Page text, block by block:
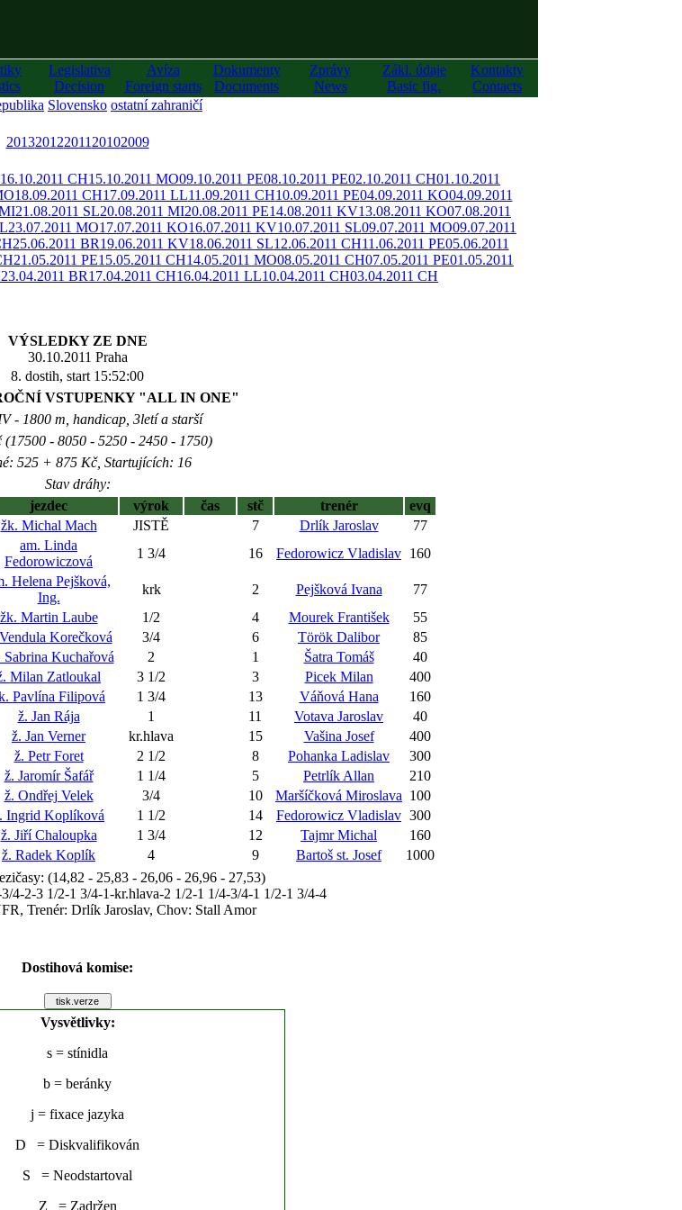
Legislativa
Decision
Avíza
Foreign starts
Dokumenty
Documents
Zprávy
News
Zákl. údaje
Basic fig.
Kontakty
Contacts
Slovensko ostatní zahraničí
201320122011 20102009
16.10.2011 CH15.10.2011 MO09.10.2011 PE08.10.2011 PE02.10.2011 CH01.10.2011
18.09.2011 CH17.09.2011 LL11.09.2011 CH10.09.2011 PE04.09.2011 KO04.09.2011
21.08.2011 SL20.08.2011 MI20.08.2011 PE14.08.2011 KV13.08.2011 KO07.08.2011
23.07.2011 MO17.07.2011 KO16.07.2011 KV10.07.2011 SL09.07.2011 MO09.07.2011
25.06.2011 BR19.06.2011 KV18.06.2011 SL12.06.2011 CH11.06.2011 PE05.06.2011
21.05.2011 PE15.05.2011 CH14.05.2011 MO08.05.2011 CH07.05.2011 PE01.05.2011
23.04.2011 BR17.04.2011 CH16.04.2011 LL10.04.2011 CH03.04.2011 CH
VÝSLEDKY ZE DNE
30.10.2011 Praha
8. dostih, start 15:52:00
VSTUPENKY "ALL IN ONE"
- 1800 m, handicap, 3letí a starší
(17500 - 8050 - 5250 - 2450 - 1750)
525 + 875 Kč, Startujících: 16
Stav dráhy:
jezdec výrok čas stč trenér
evq
žk. Michal Mach JISTĚ 7 Drlík Jaroslav
77
am. Linda
Fedorowiczová
1 3/4 16 Fedorowicz Vladislav 160
Helena Pejšková,
Ing.
krk 2 Pejšková Ivana
77
žk. Martin Laube 1/2 4 Mourek František
55
Korečková 3/4 6 Török Dalibor
85
Sabrina Kuchařová 2 1 Šatra Tomáš
40
Milan Zatloukal 3 1/2 3 Picek Milan
400
Pavlína Filipová 1 3/4 13 Váňová Hana
160
ž. Jan Rája 1 11 Votava Jaroslav
40
ž. Jan Verner kr.hlava 15 Vašina Josef
400
ž. Petr Foret 2 1/2 8 Pohanka Ladislav
300
ž. Jaromír Šafář 1 1/4 5 Petrlík Allan
210
ž. Ondřej Velek 3/4 10 Maršíčková Miroslava 100
Ingrid Koplíková 1 1/2 14 Fedorowicz Vladislav 300
ž. Jiří Chaloupka 1 3/4 12 Tajmr Michal
160
ž. Radek Koplík 4 9 Bartoš st. Josef
1000
(14,82 - 25,83 - 26,06 - 26,96 - 27,53)
4-2-3 1/2-1 3/4-1-kr.hlava-2 1/2-1 1/4-3/4-1 1/2-1 3/4-4
Trenér: Drlík Jaroslav, Chov: Stall Amor
Dostihová komise:
Vysvětlivky:
s = stínidla
b = beránky
j = fixace jazyka
D = Diskvalifikován
S = Neodstartoval
Z = Zadržen